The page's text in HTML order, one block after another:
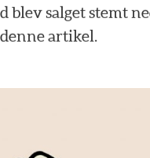
blev salget stemt
denne artikel.